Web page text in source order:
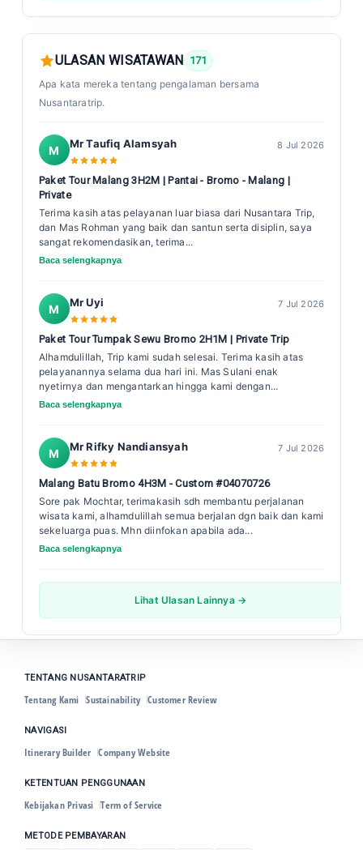
ULASAN WISATAWAN
171
Apa kata mereka tentang pengalaman bersama
Nusantaratrip.
M Mr Taufiq Alamsyah 8 Jul 2026
Paket Tour Malang 3H2M | Pantai - Bromo - Malang |
Private
Terima kasih atas pelayanan luar biasa dari Nusantara Trip,
dan Mas Rohman yang baik dan santun serta disiplin, saya
sangat rekomendasikan, terima...
Baca selengkapnya
M Mr Uyi 7 Jul 2026
Paket Tour Tumpak Sewu Bromo 2H1M | Private Trip
Alhamdulillah, Trip kami sudah selesai. Terima kasih atas
pelayanannya selama dua hari ini. Mas Sulani enak
nyetirnya dan mengantarkan hingga kami dengan...
Baca selengkapnya
M Mr Rifky Nandiansyah 7 Jul 2026
Malang Batu Bromo 4H3M - Custom #04070726
Sore pak Mochtar, terimakasih sdh membantu perjalanan
wisata kami, alhamdulillah semua berjalan dgn baik dan kami
sekeluarga puas. Mhn diinfokan apabila ada...
Baca selengkapnya
Lihat Ulasan Lainnya →
TENTANG NUSANTARATRIP
Tentang Kami Sustainability Customer Review
NAVIGASI
Itinerary Builder Company Website
KETENTUAN PENGGUNAAN
Kebijakan Privasi Term of Service
METODE PEMBAYARAN